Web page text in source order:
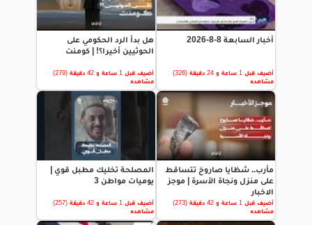
أخبار السابعة 8-8-2026
أضيف قبل 1 ساعة و 24 دقيقة (326)
مشاهده
هل بدأ الرد الحكومي على
الحوثيين أخيرا؟! | كومنت
أضيف قبل 1 ساعة و 42 دقيقة (279)
مشاهده
مأرب.. شظايا صاروخ تتساقط
على منزل ونجاة الأسرة | موجز
الاخبار
أضيف قبل 1 ساعة و 42 دقيقة (273)
مشاهده
المصلحة تخليك مطبل قوي |
يوميات مواطن 3
أضيف قبل 1 ساعة و 42 دقيقة (257)
مشاهده